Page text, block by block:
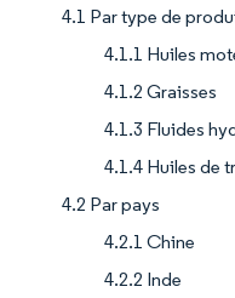
4.1 Par type de
4.1.1 Huiles
4.1.2 Graisses
4.1.3 Fluides
4.1.4 Huiles de
4.2 Par pays
4.2.1 Chine
4.2.2 Inde